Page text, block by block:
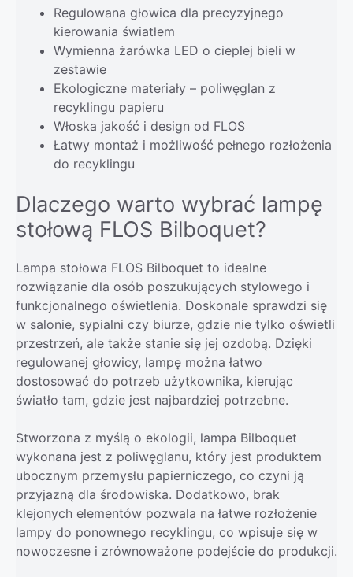
Regulowana głowica dla precyzyjnego
kierowania światłem
Wymienna żarówka LED o ciepłej bieli w
zestawie
Ekologiczne materiały – poliwęglan z
recyklingu papieru
Włoska jakość i design od FLOS
Łatwy montaż i możliwość pełnego rozłożenia
do recyklingu
Dlaczego warto wybrać lampę
stołową FLOS Bilboquet?
Lampa stołowa FLOS Bilboquet to idealne
rozwiązanie dla osób poszukujących stylowego i
funkcjonalnego oświetlenia. Doskonale sprawdzi się
w salonie, sypialni czy biurze, gdzie nie tylko oświetli
przestrzeń, ale także stanie się jej ozdobą. Dzięki
regulowanej głowicy, lampę można łatwo
dostosować do potrzeb użytkownika, kierując
światło tam, gdzie jest najbardziej potrzebne.
Stworzona z myślą o ekologii, lampa Bilboquet
wykonana jest z poliwęglanu, który jest produktem
ubocznym przemysłu papierniczego, co czyni ją
przyjazną dla środowiska. Dodatkowo, brak
klejonych elementów pozwala na łatwe rozłożenie
lampy do ponownego recyklingu, co wpisuje się w
nowoczesne i zrównoważone podejście do produkcji.